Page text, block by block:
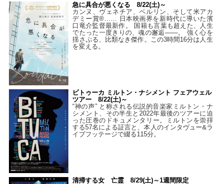
急に具合が悪くなる 8/22(土)～
カンヌ、ヴェネチア、ベルリン、そして米アカ
デミー賞®…… 日本映画界を新時代に導いた濱
口竜介監督最新作。 国籍も言葉も超えた、人生
でたった一度きりの、魂の邂逅――。 強く心を
揺さぶる、比類なき傑作。この3時間16分は人生
を変える。
ビトゥーカ ミルトン・ナシメント フェアウェル
ツアー 8/22(土)～
“神の声” と称される伝説的音楽家ミルトン・ナ
シメント、その半生と2022年最後のツアーに迫
った圧巻のドキュメンタリー。ミルトンを崇拝
する57名による証言と、本人のインタヴュー&ラ
イブフッテージで綴る115分。
清掃する女 亡霊 8/29(土)～1週間限定